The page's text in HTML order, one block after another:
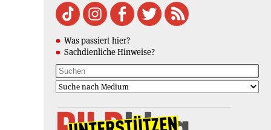
Was passiert hier?
Sachdienliche Hinweise?